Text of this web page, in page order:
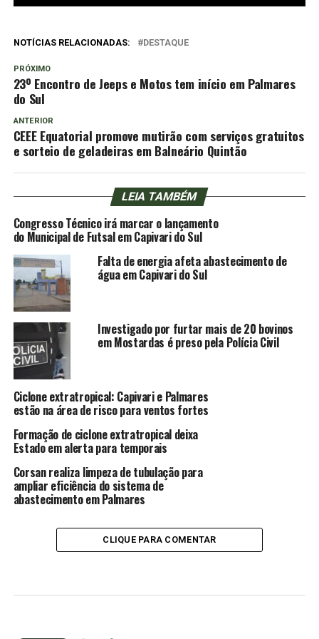
NOTÍCIAS RELACIONADAS: DESTAQUE
PRÓXIMO
23º Encontro de Jeeps e Motos tem início em Palmares
do Sul
ANTERIOR
CEEE Equatorial promove mutirão com serviços gratuitos
e sorteio de geladeiras em Balneário Quintão
LEIA TAMBÉM
Congresso Técnico irá marcar o lançamento
do Municipal de Futsal em Capivari do Sul
Falta de energia afeta abastecimento de
água em Capivari do Sul
Investigado por furtar mais de 20 bovinos
em Mostardas é preso pela Polícia Civil
Ciclone extratropical: Capivari e Palmares
estão na área de risco para ventos fortes
Formação de ciclone extratropical deixa
Estado em alerta para temporais
Corsan realiza limpeza de tubulação para
ampliar eficiência do sistema de
abastecimento em Palmares
CLIQUE PARA COMENTAR